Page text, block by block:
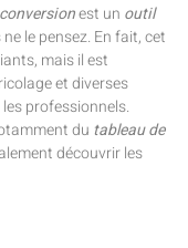
est un outil
le pensez. En fait, cet
mais il est
et diverses
professionnels.
du tableau de
découvrir les